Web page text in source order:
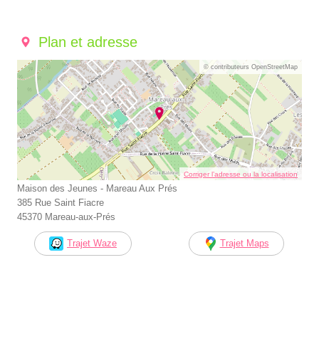
Plan et adresse
© contributeurs OpenStreetMap
Corriger l’adresse ou la localisation
Maison des Jeunes - Mareau Aux Prés
385 Rue Saint Fiacre
45370 Mareau-aux-Prés
Trajet Waze Trajet Maps